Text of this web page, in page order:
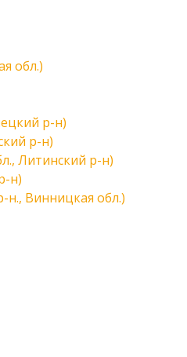
обл.)
р-н)
р-н)
Литинский р-н)
н)
Винницкая обл.)